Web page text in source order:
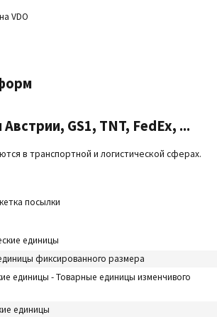
VDO
GS1, TNT, FedEx, ...
в транспортной и логистической сферах.
посылки
единицы
фиксированного размера
единицы - Товарные единицы изменчивого
единицы